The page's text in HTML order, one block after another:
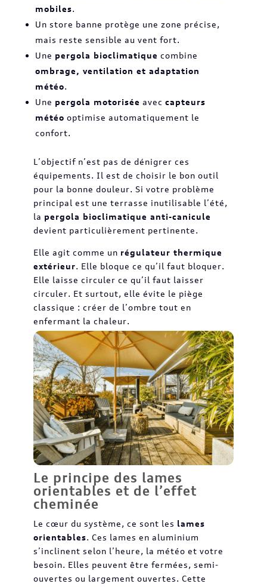
mobiles.
Un store banne protège une zone précise,
mais reste sensible au vent fort.
Une pergola bioclimatique combine
ombrage, ventilation et adaptation
météo.
Une pergola motorisée avec capteurs
météo optimise automatiquement le
confort.
L’objectif n’est pas de dénigrer ces
équipements. Il est de choisir le bon outil
pour la bonne douleur. Si votre problème
principal est une terrasse inutilisable l’été,
la pergola bioclimatique anti-canicule
devient particulièrement pertinente.
Elle agit comme un régulateur thermique
extérieur. Elle bloque ce qu’il faut bloquer.
Elle laisse circuler ce qu’il faut laisser
circuler. Et surtout, elle évite le piège
classique : créer de l’ombre tout en
enfermant la chaleur.
Le principe des lames
orientables et de l’effet
cheminée
Le cœur du système, ce sont les lames
orientables. Ces lames en aluminium
s’inclinent selon l’heure, la météo et votre
besoin. Elles peuvent être fermées, semi-
ouvertes ou largement ouvertes. Cette